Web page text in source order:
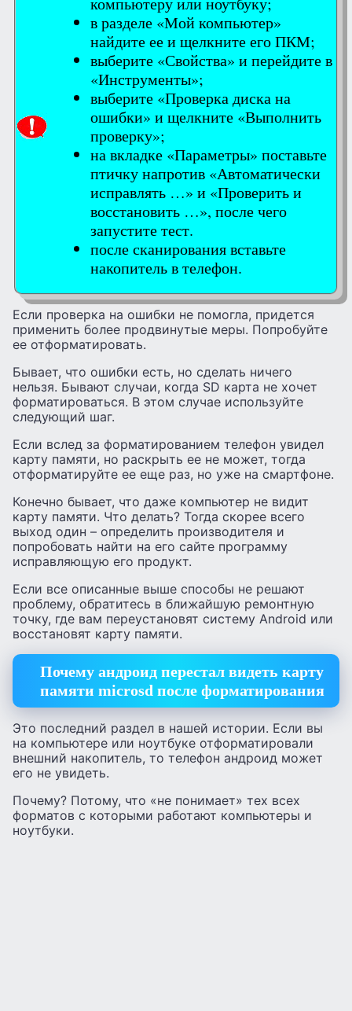
в разделе «Мой компьютер»
найдите ее и щелкните его ПКМ;
выберите «Свойства» и перейдите в
«Инструменты»;
выберите «Проверка диска на
ошибки» и щелкните «Выполнить
проверку»;
на вкладке «Параметры» поставьте
птичку напротив «Автоматически
исправлять …» и «Проверить и
восстановить …», после чего
запустите тест.
после сканирования вставьте
накопитель в телефон.
Если проверка на ошибки не помогла, придется
применить более продвинутые меры. Попробуйте
ее отформатировать.
Бывает, что ошибки есть, но сделать ничего
нельзя. Бывают случаи, когда SD карта не хочет
форматироваться. В этом случае используйте
следующий шаг.
Если вслед за форматированием телефон увидел
карту памяти, но раскрыть ее не может, тогда
отформатируйте ее еще раз, но уже на смартфоне.
Конечно бывает, что даже компьютер не видит
карту памяти. Что делать? Тогда скорее всего
выход один – определить производителя и
попробовать найти на его сайте программу
исправляющую его продукт.
Если все описанные выше способы не решают
проблему, обратитесь в ближайшую ремонтную
точку, где вам переустановят систему Android или
восстановят карту памяти.
Почему андроид перестал видеть карту
памяти microsd после форматирования
Это последний раздел в нашей истории. Если вы
на компьютере или ноутбуке отформатировали
внешний накопитель, то телефон андроид может
его не увидеть.
Почему? Потому, что «не понимает» тех всех
форматов с которыми работают компьютеры и
ноутбуки.